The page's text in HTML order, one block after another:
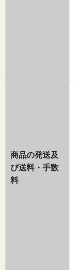
商品の発送及
び送料・手数
料